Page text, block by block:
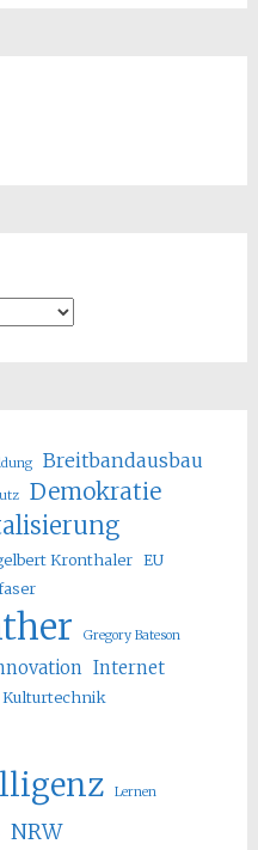
Breitbandausbau
Demokratie
Kronthaler EU
Gregory Bateson
Internet
Kulturtechnik
Lernen
NRW